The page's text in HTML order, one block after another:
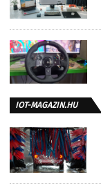
IOT-MAGAZIN.HU